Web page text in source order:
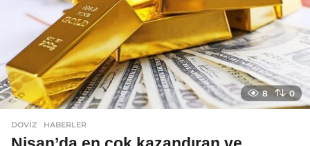
o
8 0
DOVIZ ,HABERLER